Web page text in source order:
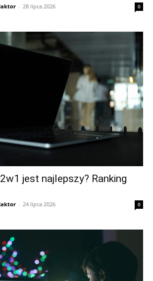
- 28 lipca 2026 0
jest najlepszy? Ranking
- 24 lipca 2026 0